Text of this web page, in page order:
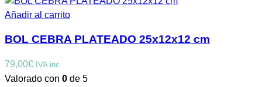
Añadir al carrito
BOL CEBRA PLATEADO 25x12x12 cm
79,00€ IVA inc
Valorado con 0 de 5